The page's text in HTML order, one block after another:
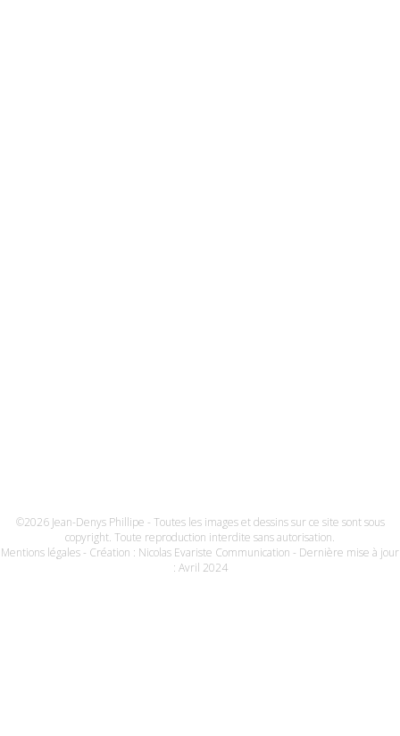
©2026 Jean-Denys Phillipe - Toutes les images et dessins sur ce site sont sous
copyright. Toute reproduction interdite sans autorisation.
Mentions légales - Création : Nicolas Evariste Communication - Dernière mise à jour
: Avril 2024